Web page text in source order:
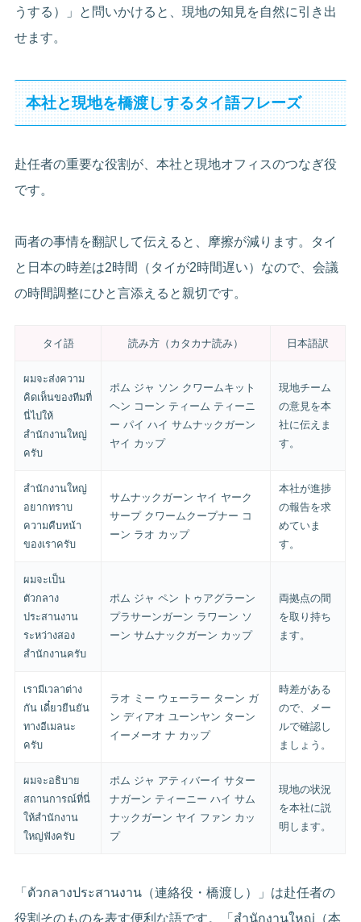
うする）」と問いかけると、現地の知見を自然に引き出
せます。
本社と現地を橋渡しするタイ語フレーズ
赴任者の重要な役割が、本社と現地オフィスのつなぎ役
です。
両者の事情を翻訳して伝えると、摩擦が減ります。タイ
と日本の時差は2時間（タイが2時間遅い）なので、会議
の時間調整にひと言添えると親切です。
タイ語 読み方（カタカナ読み） 日本語訳
ผมจะส่งความ
คิดเห็นของทีมที่
นี่ไปให้
สำนักงานใหญ่
ครับ
ポム ジャ ソン クワームキット
ヘン コーン ティーム ティーニ
ー パイ ハイ サムナックガーン
ヤイ カップ
現地チーム
の意見を本
社に伝えま
す。
สำนักงานใหญ่
อยากทราบ
ความคืบหน้า
ของเราครับ
サムナックガーン ヤイ ヤーク
サープ クワームクープナー コ
ーン ラオ カップ
本社が進捗
の報告を求
めていま
す。
ผมจะเป็น
ตัวกลาง
ประสานงาน
ระหว่างสอง
สำนักงานครับ
ポム ジャ ペン トゥアグラーン
プラサーンガーン ラワーン ソ
ーン サムナックガーン カップ
両拠点の間
を取り持ち
ます。
เรามีเวลาต่าง
กัน เดี๋ยวยืนยัน
ทางอีเมลนะ
ครับ
ラオ ミー ウェーラー ターン ガ
ン ディアオ ユーンヤン ターン
イーメーオ ナ カップ
時差がある
ので、メー
ルで確認し
ましょう。
ผมจะอธิบาย
สถานการณ์ที่นี่
ให้สำนักงาน
ใหญ่ฟังครับ
ポム ジャ アティバーイ サター
ナガーン ティーニー ハイ サム
ナックガーン ヤイ ファン カッ
プ
現地の状況
を本社に説
明します。
「ตัวกลางประสานงาน（連絡役・橋渡し）」は赴任者の
役割そのものを表す便利な語です。「สำนักงานใหญ่（本